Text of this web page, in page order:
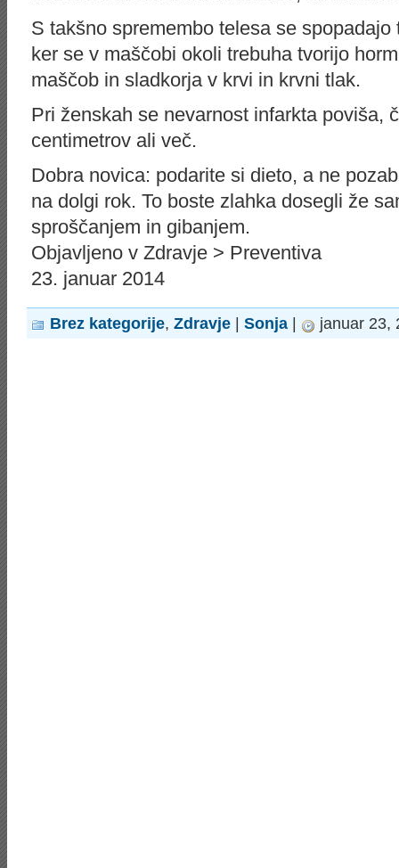
S takšno spremembo telesa se
ker se v maščobi okoli trebuha tvorijo
maščob in sladkorja v krvi in krvni tlak.
Pri ženskah se nevarnost infarkta poviša,
centimetrov ali več.
Dobra novica: podarite si dieto, a ne
na dolgi rok. To boste zlahka dosegli že
sproščanjem in gibanjem.
Objavljeno v Zdravje > Preventiva
23. januar 2014
Brez kategorije, Zdravje Sonja januar 23,